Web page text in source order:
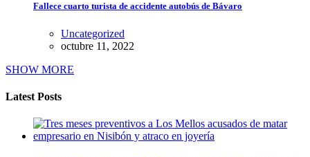
Fallece cuarto turista de accidente autobús de Bávaro
Uncategorized
octubre 11, 2022
SHOW MORE
Latest Posts